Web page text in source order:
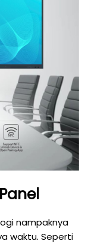
nampaknya
waktu. Seperti